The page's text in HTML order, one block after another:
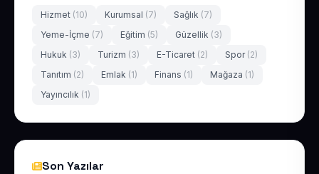
Hizmet (10) Kurumsal (7) Sağlık (7)
Yeme-İçme (7) Eğitim (5) Güzellik (3)
Hukuk (3) Turizm (3) E-Ticaret (2) Spor (2)
Tanıtım (2) Emlak (1) Finans (1) Mağaza (1)
Yayıncılık (1)
Son Yazılar